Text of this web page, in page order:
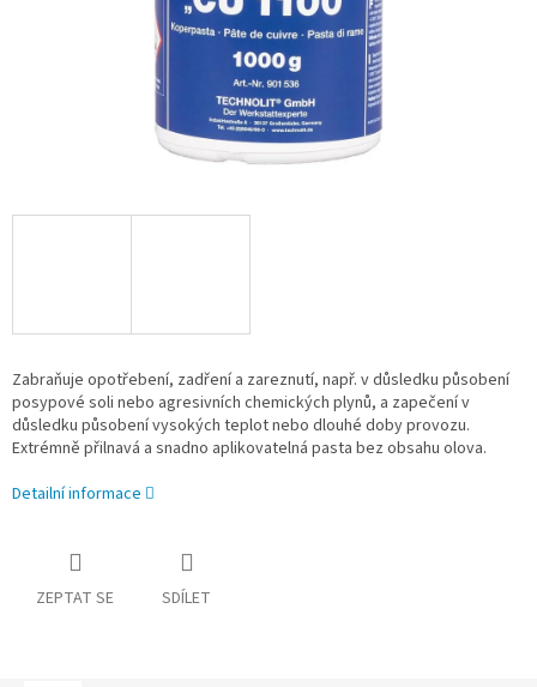
Zabraňuje opotřebení, zadření a zareznutí, např. v důsledku působení
posypové soli nebo agresivních chemických plynů, a zapečení v
důsledku působení vysokých teplot nebo dlouhé doby provozu.
Extrémně přilnavá a snadno aplikovatelná pasta bez obsahu olova.
Detailní informace
ZEPTAT SE SDÍLET